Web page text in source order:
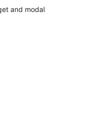
and modal